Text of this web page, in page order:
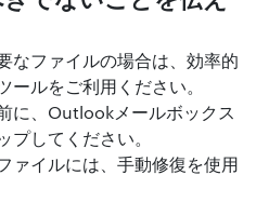
なファイルの場合は、効率的
ールをご利用ください。
に、Outlookメールボックス
してください。
ァイルには、手動修復を使用